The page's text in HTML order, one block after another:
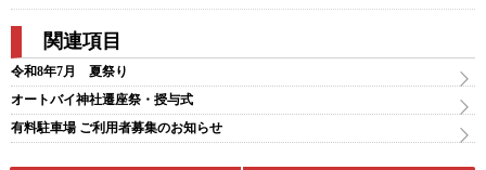
関連項目
令和8年7月 夏祭り
オートバイ神社遷座祭・授与式
有料駐車場 ご利用者募集のお知らせ